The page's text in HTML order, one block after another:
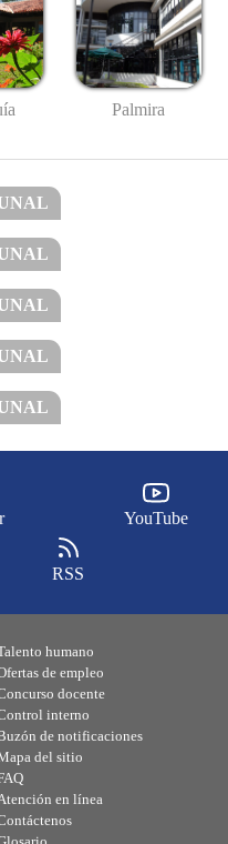
Palmira
YouTube
RSS
humano
de empleo
docente
interno
de notificaciones
del sitio
en línea